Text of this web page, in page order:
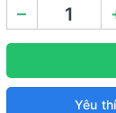
–
Yêu